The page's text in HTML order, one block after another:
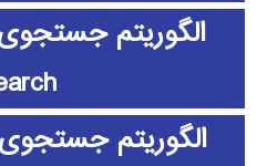
الگوریتم